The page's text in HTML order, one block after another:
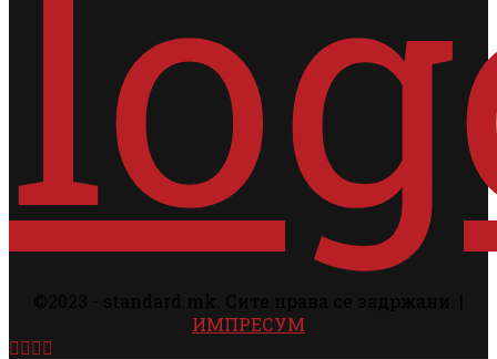
ИМПРЕСУМ
Facebook
Instagram
Email